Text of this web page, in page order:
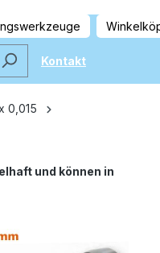
Kontakt
0,015
und können in